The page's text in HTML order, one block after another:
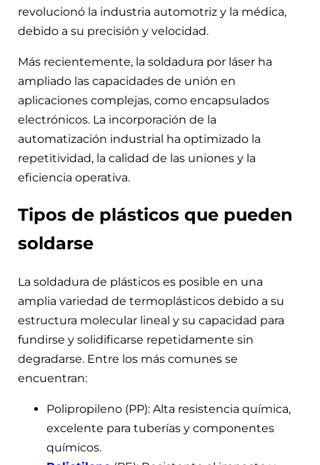
revolucionó la industria automotriz y la médica,
debido a su precisión y velocidad.
Más recientemente, la soldadura por láser ha
ampliado las capacidades de unión en
aplicaciones complejas, como encapsulados
electrónicos. La incorporación de la
automatización industrial ha optimizado la
repetitividad, la calidad de las uniones y la
eficiencia operativa.
Tipos de plásticos que pueden
soldarse
La soldadura de plásticos es posible en una
amplia variedad de termoplásticos debido a su
estructura molecular lineal y su capacidad para
fundirse y solidificarse repetidamente sin
degradarse. Entre los más comunes se
encuentran:
Polipropileno (PP): Alta resistencia química,
excelente para tuberías y componentes
químicos.